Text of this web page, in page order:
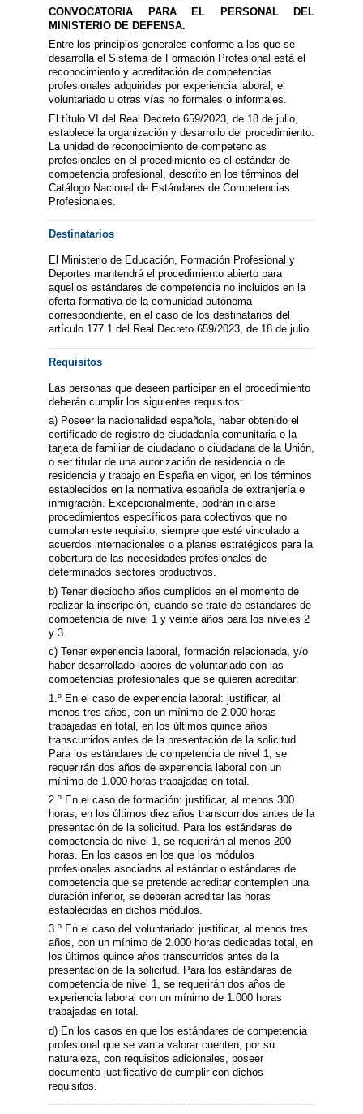
CONVOCATORIA PARA EL PERSONAL DEL
MINISTERIO DE DEFENSA.
Entre los principios generales conforme a los que se
desarrolla el Sistema de Formación Profesional está el
reconocimiento y acreditación de competencias
profesionales adquiridas por experiencia laboral, el
voluntariado u otras vías no formales o informales.
El título VI del Real Decreto 659/2023, de 18 de julio,
establece la organización y desarrollo del procedimiento.
La unidad de reconocimiento de competencias
profesionales en el procedimiento es el estándar de
competencia profesional, descrito en los términos del
Catálogo Nacional de Estándares de Competencias
Profesionales.
Destinatarios
El Ministerio de Educación, Formación Profesional y
Deportes mantendrá el procedimiento abierto para
aquellos estándares de competencia no incluidos en la
oferta formativa de la comunidad autónoma
correspondiente, en el caso de los destinatarios del
artículo 177.1 del Real Decreto 659/2023, de 18 de julio.
Requisitos
Las personas que deseen participar en el procedimiento
deberán cumplir los siguientes requisitos:
a) Poseer la nacionalidad española, haber obtenido el
certificado de registro de ciudadanía comunitaria o la
tarjeta de familiar de ciudadano o ciudadana de la Unión,
o ser titular de una autorización de residencia o de
residencia y trabajo en España en vigor, en los términos
establecidos en la normativa española de extranjería e
inmigración. Excepcionalmente, podrán iniciarse
procedimientos específicos para colectivos que no
cumplan este requisito, siempre que esté vinculado a
acuerdos internacionales o a planes estratégicos para la
cobertura de las necesidades profesionales de
determinados sectores productivos.
b) Tener dieciocho años cumplidos en el momento de
realizar la inscripción, cuando se trate de estándares de
competencia de nivel 1 y veinte años para los niveles 2
y 3.
c) Tener experiencia laboral, formación relacionada, y/o
haber desarrollado labores de voluntariado con las
competencias profesionales que se quieren acreditar:
1.º En el caso de experiencia laboral: justificar, al
menos tres años, con un mínimo de 2.000 horas
trabajadas en total, en los últimos quince años
transcurridos antes de la presentación de la solicitud.
Para los estándares de competencia de nivel 1, se
requerirán dos años de experiencia laboral con un
mínimo de 1.000 horas trabajadas en total.
2.º En el caso de formación: justificar, al menos 300
horas, en los últimos diez años transcurridos antes de la
presentación de la solicitud. Para los estándares de
competencia de nivel 1, se requerirán al menos 200
horas. En los casos en los que los módulos
profesionales asociados al estándar o estándares de
competencia que se pretende acreditar contemplen una
duración inferior, se deberán acreditar las horas
establecidas en dichos módulos.
3.º En el caso del voluntariado: justificar, al menos tres
años, con un mínimo de 2.000 horas dedicadas total, en
los últimos quince años transcurridos antes de la
presentación de la solicitud. Para los estándares de
competencia de nivel 1, se requerirán dos años de
experiencia laboral con un mínimo de 1.000 horas
trabajadas en total.
d) En los casos en que los estándares de competencia
profesional que se van a valorar cuenten, por su
naturaleza, con requisitos adicionales, poseer
documento justificativo de cumplir con dichos
requisitos.